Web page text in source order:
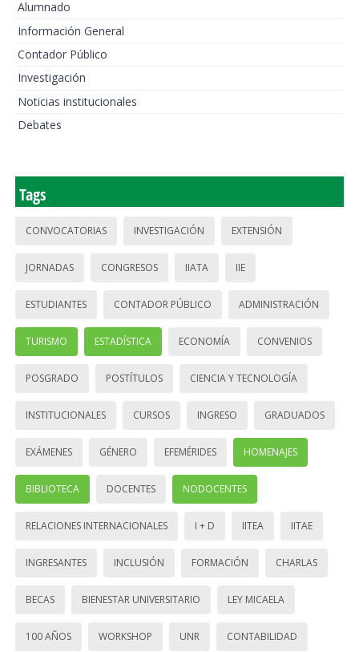
Alumnado
Información General
Contador Público
Investigación
Noticias institucionales
Debates
Tags
CONVOCATORIAS INVESTIGACIÓN EXTENSIÓN
JORNADAS CONGRESOS IIATA IIE
ESTUDIANTES CONTADOR PÚBLICO ADMINISTRACIÓN
TURISMO ESTADÍSTICA ECONOMÍA CONVENIOS
POSGRADO POSTÍTULOS CIENCIA Y TECNOLOGÍA
INSTITUCIONALES CURSOS INGRESO GRADUADOS
EXÁMENES GÉNERO EFEMÉRIDES HOMENAJES
BIBLIOTECA DOCENTES NODOCENTES
RELACIONES INTERNACIONALES I + D IITEA IITAE
INGRESANTES INCLUSIÓN FORMACIÓN CHARLAS
BECAS BIENESTAR UNIVERSITARIO LEY MICAELA
100 AÑOS WORKSHOP UNR CONTABILIDAD